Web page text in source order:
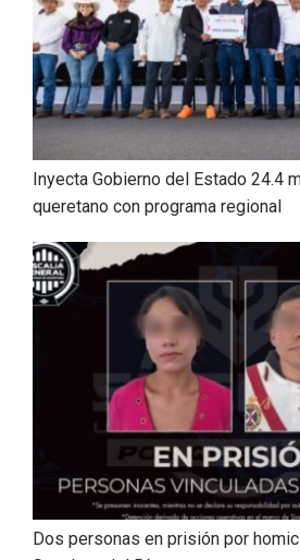
Inyecta Gobierno del Estado 24.4
queretano con programa regional
Dos personas en prisión por